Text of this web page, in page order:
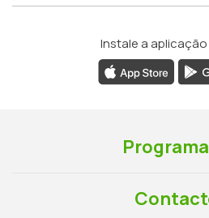
Instale a aplicação